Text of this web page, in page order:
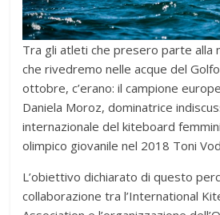
Tra gli atleti che presero parte alla
che rivedremo nelle acque del
ottobre, c’erano: il campione
Daniela Moroz, dominatrice
internazionale del kiteboard
olimpico giovanile nel 2018 Toni
L’obiettivo dichiarato di questo
collaborazione tra l’International